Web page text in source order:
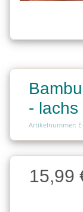
- lachs
Artikelnummer:
Charge
Charge15,99